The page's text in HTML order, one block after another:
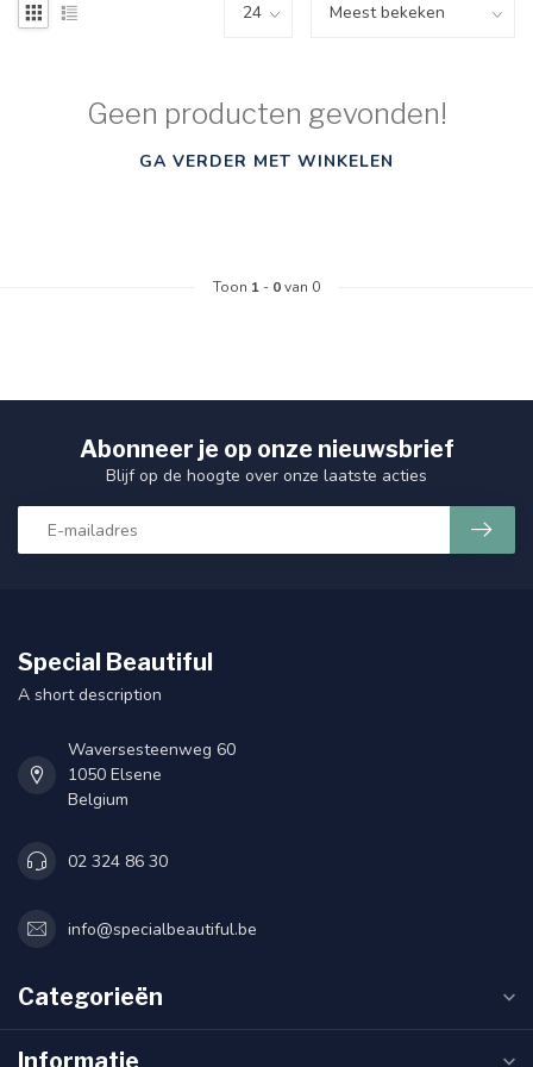
Geen producten gevonden!
GA VERDER MET WINKELEN
Toon 1 - 0van 0
Abonneer je op onze nieuwsbrief
Blijf op de hoogte over onze laatste acties
Special Beautiful
A short description
Waversesteenweg 60
1050 Elsene
Belgium
02 324 86 30
info@specialbeautiful.be
Categorieën
Informatie